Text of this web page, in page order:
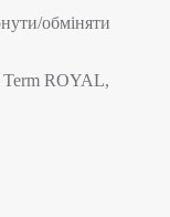
обміняти
Term ROYAL,